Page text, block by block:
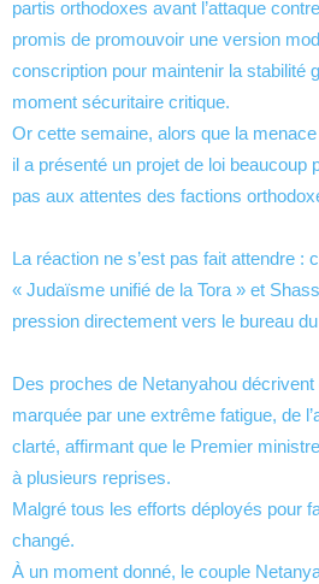
partis orthodoxes avant l’attaque
promis de promouvoir une version
conscription pour maintenir la stabilité
moment sécuritaire critique.
Or cette semaine, alors que la
il a présenté un projet de loi beaucoup
pas aux attentes des factions
La réaction ne s’est pas fait attendre :
« Judaïsme unifié de la Tora » et
pression directement vers le bureau
Des proches de Netanyahou
marquée par une extrême fatigue, de
clarté, affirmant que le Premier
à plusieurs reprises.
Malgré tous les efforts déployés pour
changé.
À un moment donné, le couple